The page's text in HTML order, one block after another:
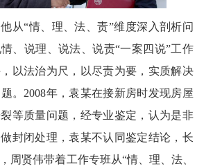
从“情、理、法、责”维度深入剖析问
、说理、说法、说责“一案四说”工作
以法治为尺，以尽责为要，实质解决
。2008年，袁某在接新房时发现房屋
等质量问题，经专业鉴定，认为是非
封闭处理，袁某不认同鉴定结论，长
周贤伟带着工作专班从“情、理、法、